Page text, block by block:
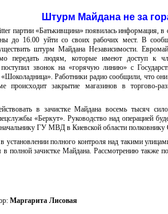
Штурм Майдана не за
партии «Батькивщина» появилась информация, в
до 16.00 уйти со своих рабочих мест. В
штурм Майдана Независимости.
передать людям, которые имеют доступ к
звонок на «горячую линию» с
Работники радио сообщили, что
происходит закрытие магазинов в торгово-
в зачистке Майдана восемь тысяч
«Беркут». Руководство над операцией
ГУ МВД в Киевской области полковнику
установлении полного контроля над такими
полной зачистке Майдана. Рассмотрению также
Маргарита Лисовая